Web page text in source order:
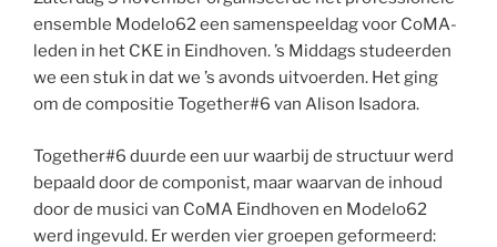
ensemble Modelo62 een samenspeeldag voor CoMA-
leden in het CKE in Eindhoven. ’s Middags studeerden
we een stuk in dat we ’s avonds uitvoerden. Het ging
om de compositie Together#6 van Alison Isadora.
Together#6 duurde een uur waarbij de structuur werd
bepaald door de componist, maar waarvan de inhoud
door de musici van CoMA Eindhoven en Modelo62
werd ingevuld. Er werden vier groepen geformeerd: